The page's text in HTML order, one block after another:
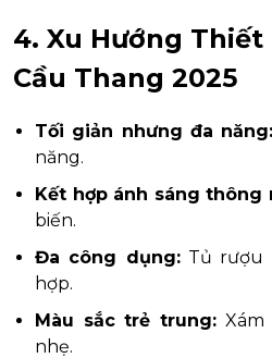
4. Xu Hướng Thiết
Cầu Thang 2025
Tối giản nhưng đa năng:
năng.
Kết hợp ánh sáng thông
biến.
Đa công dụng:Tủ rượu
hợp.
Màu sắc trẻ trung:Xám
nhẹ.